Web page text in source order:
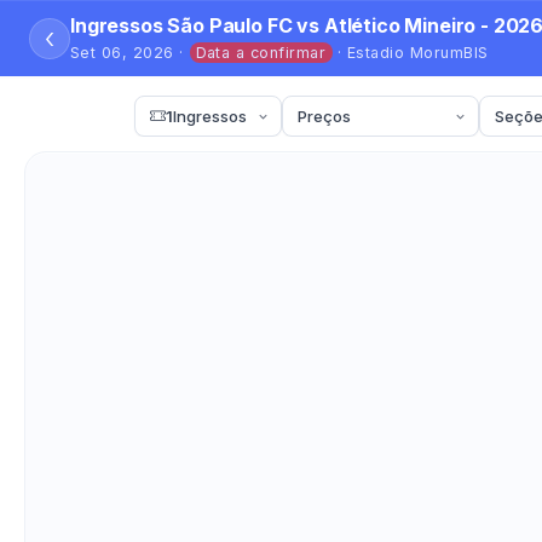
‹ Ingressos São Paulo FC vs Atlético Mineiro -
Set 06, 2026 · Data a confirmar · Estadio MorumBIS
1Ingressos